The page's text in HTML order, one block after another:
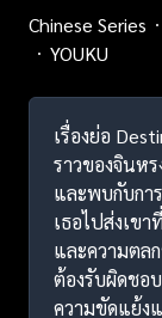
Chinese Series
YOUKU
เรื่องย่อ
ราวของจินห
และพบกับกา
เธอไปส่งเข
และความตล
ต้องรับผิดชอ
ความขัดแย้ง